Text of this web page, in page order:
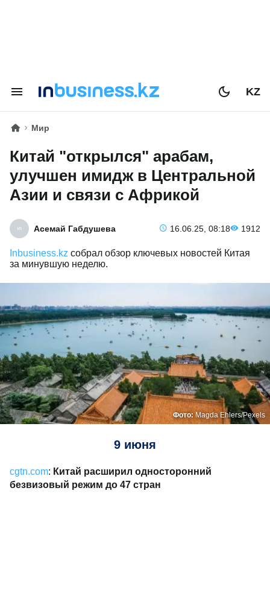
KZ
Мир
Китай "открылся" арабам,
улучшен имидж в Центральной
Азии и связи с Африкой
Асемай Габдушева 16.06.25, 08:18 1912
Inbusiness.kz собрал обзор ключевых новостей Китая
за минувшую неделю.
Фото: Magda Ehlers/Pexels
9 июня
cgtn.com: Китай расширил односторонний
безвизовый режим до 47 стран